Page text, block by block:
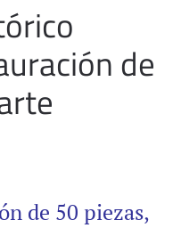
de
de 50 piezas,